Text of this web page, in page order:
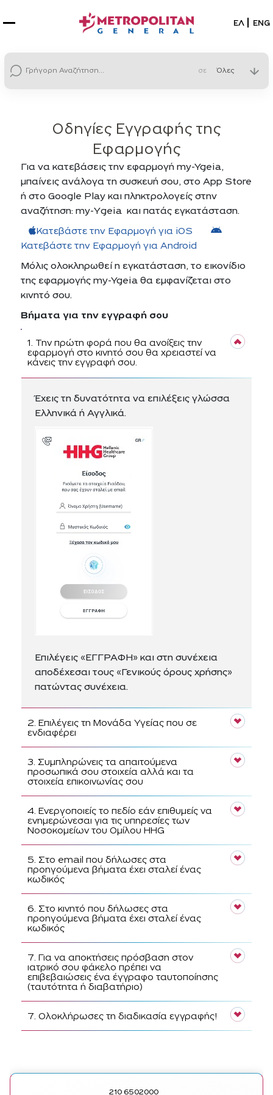
ΕΛ ENG
σε
Οδηγίες Εγγραφής της
Εφαρμογής
Για να κατεβάσεις την εφαρμογή my-Ygeia,
μπαίνεις ανάλογα τη συσκευή σου, στο App Store
ή στο Google Play και πληκτρολογείς στην
αναζήτηση: my-Υgeia και πατάς εγκατάσταση.
Κατεβάστε την Εφαρμογή για iOS
Κατεβάστε την Εφαρμογή για Android
Μόλις ολοκληρωθεί η εγκατάσταση, το εικονίδιο
της εφαρμογής my-Ygeia θα εμφανίζεται στο
κινητό σου.
Βήματα για την εγγραφή σου
1. Την πρώτη φορά που θα ανοίξεις την
εφαρμογή στο κινητό σου θα χρειαστεί να
κάνεις την εγγραφή σου.
Έχεις τη δυνατότητα να επιλέξεις γλώσσα
Ελληνικά ή Αγγλικά.
Επιλέγεις «ΕΓΓΡΑΦΗ» και στη συνέχεια
αποδέχεσαι τους «Γενικούς όρους χρήσης»
πατώντας συνέχεια.
2. Επιλέγεις τη Μονάδα Υγείας που σε
ενδιαφέρει
3. Συμπληρώνεις τα απαιτούμενα
προσωπικά σου στοιχεία αλλά και τα
στοιχεία επικοινωνίας σου
4. Ενεργοποιείς το πεδίο εάν επιθυμείς να
ενημερώνεσαι για τις υπηρεσίες των
Νοσοκομείων του Ομίλου HHG
5. Στο email που δήλωσες στα
προηγούμενα βήματα έχει σταλεί ένας
κωδικός
6. Στο κινητό που δήλωσες στα
προηγούμενα βήματα έχει σταλεί ένας
κωδικός
7. Για να αποκτήσεις πρόσβαση στον
ιατρικό σου φάκελο πρέπει να
επιβεβαιώσεις ένα έγγραφο ταυτοποίησης
(ταυτότητα ή διαβατήριο)
7. Ολοκλήρωσες τη διαδικασία εγγραφής!
210 6502000